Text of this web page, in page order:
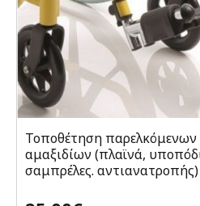
Τοποθέτηση
αμαξιδίων (πλαϊνά,
σαμπρέλες. αντιανατροπής)